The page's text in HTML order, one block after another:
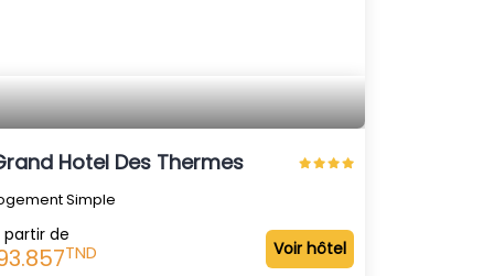
Hotel Des Thermes
Simple
partir de
TND Voir hôtel